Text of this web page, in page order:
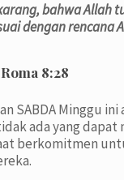
bahwa Allah
dengan rencana
Roma 8:28
SABDA Minggu
ada yang
berkomitmen